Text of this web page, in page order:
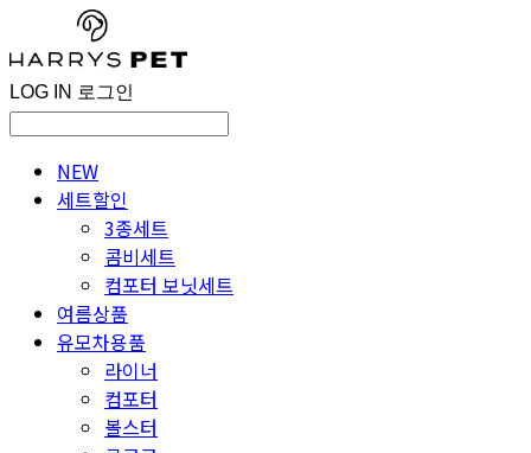
LOG IN 로그인
NEW
세트할인
3종세트
콤비세트
컴포터 보닛세트
여름상품
유모차용품
라이너
컴포터
볼스터